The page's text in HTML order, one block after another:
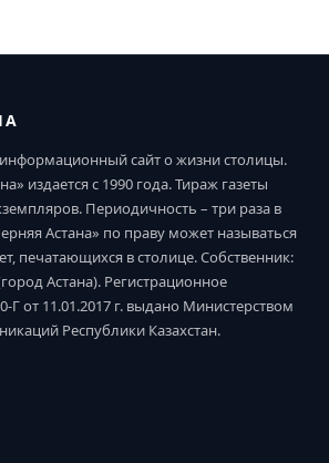
сайт о жизни столицы.
издается с 1990 года. Тираж газеты
Периодичность – три раза в
Астана» по праву может называться
печатающихся в столице. Собственник:
Астана). Регистрационное
Г от 11.01.2017 г. выдано Министерством
Республики Казахстан.